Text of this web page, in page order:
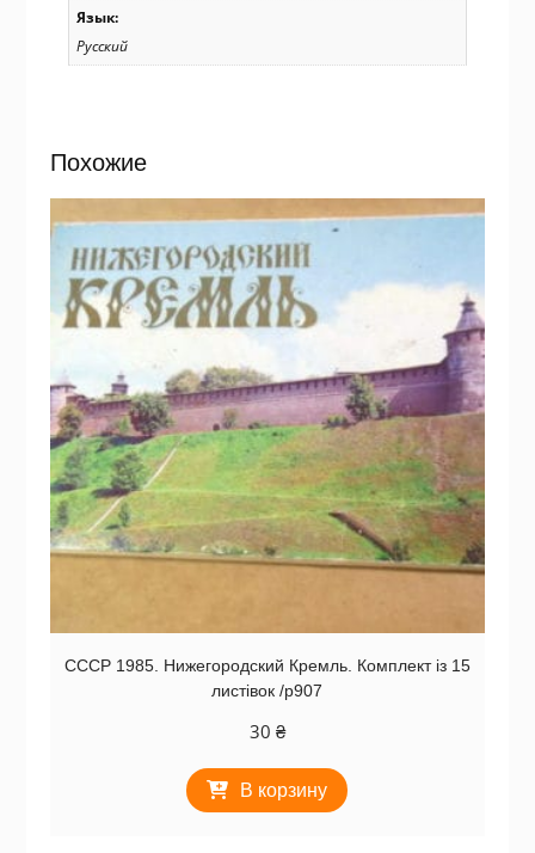
Язык:
Русский
Похожие
СССР 1985. Нижегородский Кремль. Комплект із 15
листівок /р907
30 ₴
В корзину